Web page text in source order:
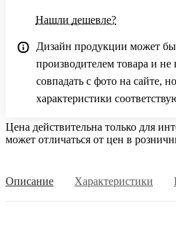
Нашли дешевле?
Дизайн продукции может
производителем товара и не
совпадать с фото на сайте,
характеристики
Цена действительна только для
может отличаться от цен в
Описание Характеристики